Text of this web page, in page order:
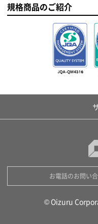
規格商品のご紹介
お電話のお問い
© Oizuru